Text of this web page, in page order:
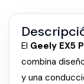
El Geely EX5
combina
y una